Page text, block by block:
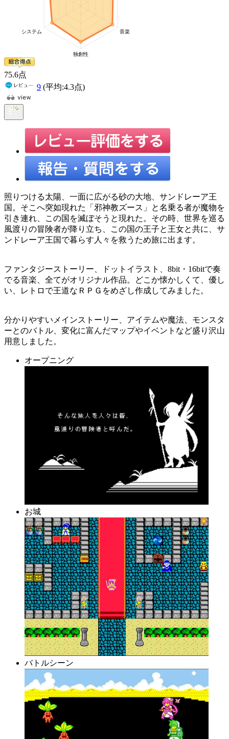
75.6点
9 (平均:4.3点)
照りつける太陽、一面に広がる砂の大地、サンドレーア王
国。そこへ突如現れた「邪神教ズース」と名乗る者が魔物を
引き連れ、この国を滅ぼそうと現れた。その時、世界を巡る
風渡りの冒険者が降り立ち、この国の王子と王女と共に、サ
ンドレーア王国で暮らす人々を救うため旅に出ます。
ファンタジーストーリー、ドットイラスト、8bit・16bitで奏
でる音楽、全てがオリジナル作品。どこか懐かしくて、優し
い、レトロで王道なＲＰＧをめざし作成してみました。
分かりやすいメインストーリー、アイテムや魔法、モンスタ
ーとのバトル、変化に富んだマップやイベントなど盛り沢山
用意しました。
オープニング
お城
バトルシーン